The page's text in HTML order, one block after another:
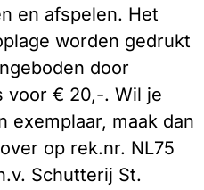
en afspelen. Het
worden gedrukt
door
voor € 20,-. Wil je
exemplaar, maak dan
op rek.nr. NL75
Schutterij St.